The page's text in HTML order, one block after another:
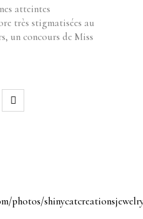
atteintes
très stigmatisées au
un concours de Miss